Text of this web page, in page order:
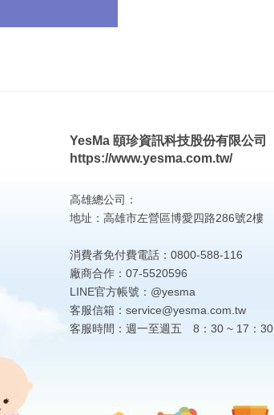
YesMa 頤珍資訊科技股份有限公司
https://www.yesma.com.tw/
高雄總公司：
地址：高雄市左營區博愛四路286號2樓
消費者免付費電話：0800-588-116
廠商合作：07-5520596
LINE官方帳號：@yesma
客服信箱：service@yesma.com.tw
客服時間：週一至週五 8：30 ~ 17：30